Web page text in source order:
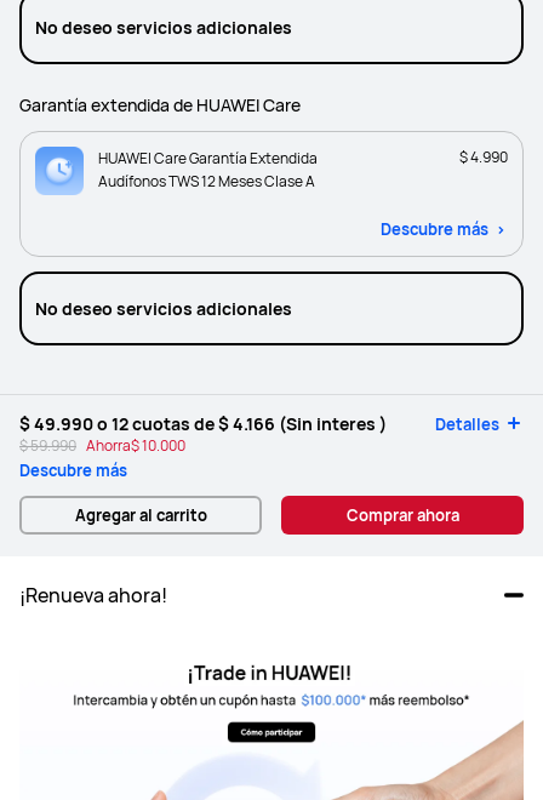
No deseo servicios adicionales
Garantía extendida de HUAWEI Care
HUAWEI Care Garantía Extendida
Audífonos TWS 12 Meses Clase A
$ 4.990
Descubre más
No deseo servicios adicionales
$ 49.990o 12 cuotas de$ 4.166 (Sin interes ) Detalles
$ 59.990 Ahorra$ 10.000
Descubre más
Agregar al carrito Comprar ahora
¡Renueva ahora!